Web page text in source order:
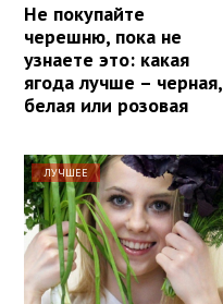
Не покупайте
черешню, пока не
узнаете это: какая
ягода лучше – черная,
белая или розовая
ЛУЧШЕЕ